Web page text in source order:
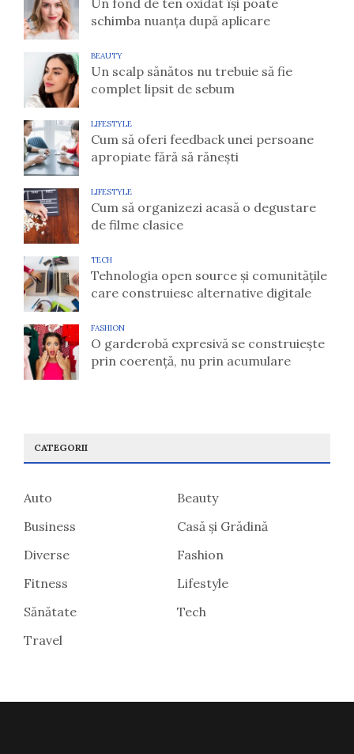
schimba nuanța după aplicare
BEAUTY
Un scalp sănătos nu trebuie să fie
complet lipsit de sebum
LIFESTYLE
Cum să oferi feedback unei persoane
apropiate fără să rănești
LIFESTYLE
Cum să organizezi acasă o degustare
de filme clasice
TECH
Tehnologia open source și comunitățile
care construiesc alternative digitale
FASHION
O garderobă expresivă se construiește
prin coerență, nu prin acumulare
CATEGORII
Auto
Beauty
Business
Casă și Grădină
Diverse
Fashion
Fitness
Lifestyle
Sănătate
Tech
Travel